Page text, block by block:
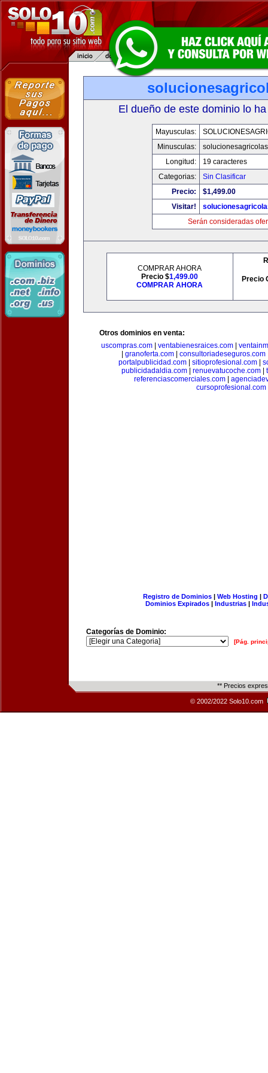
El dueño de este dominio lo
Mayusculas:
Minusculas:
Longitud:
19 caracteres
Categorias:
Sin Clasificar
Precio:
$1,499.00
Visitar!
Serán consideradas
COMPRAR AHORA
Precio $1,499.00
COMPRAR AHORA
Precio
Otros dominios en venta:
uscompras.com| ventabienesraices.com|
granoferta.com| consultoriadeseguros.com
portalpublicidad.com
sitioprofesional.com
publicidadaldia.com| renuevatucoche.com|
referenciascomerciales.com
cursoprofesional.com
Registro de Dominios| Web Hosting |
Dominios Expirados | Industrias |
Categorías de Dominio:
[Pág.
** Precios
© 2002/2022 Solo10.com